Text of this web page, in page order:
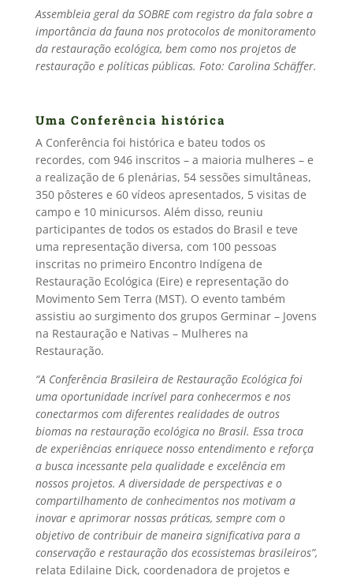
Assembleia geral da SOBRE com registro da fala sobre a
importância da fauna nos protocolos de monitoramento
da restauração ecológica, bem como nos projetos de
restauração e políticas públicas. Foto: Carolina Schäffer.
Uma Conferência histórica
A Conferência foi histórica e bateu todos os
recordes, com 946 inscritos – a maioria mulheres – e
a realização de 6 plenárias, 54 sessões simultâneas,
350 pôsteres e 60 vídeos apresentados, 5 visitas de
campo e 10 minicursos. Além disso, reuniu
participantes de todos os estados do Brasil e teve
uma representação diversa, com 100 pessoas
inscritas no primeiro Encontro Indígena de
Restauração Ecológica (Eire) e representação do
Movimento Sem Terra (MST). O evento também
assistiu ao surgimento dos grupos Germinar – Jovens
na Restauração e Nativas – Mulheres na
Restauração.
“A Conferência Brasileira de Restauração Ecológica foi
uma oportunidade incrível para conhecermos e nos
conectarmos com diferentes realidades de outros
biomas na restauração ecológica no Brasil. Essa troca
de experiências enriquece nosso entendimento e reforça
a busca incessante pela qualidade e excelência em
nossos projetos. A diversidade de perspectivas e o
compartilhamento de conhecimentos nos motivam a
inovar e aprimorar nossas práticas, sempre com o
objetivo de contribuir de maneira significativa para a
conservação e restauração dos ecossistemas brasileiros”,
relata Edilaine Dick, coordenadora de projetos e